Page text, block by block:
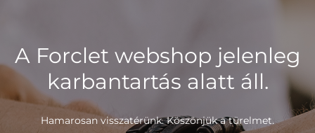
A Forclet webshop jelenleg
karbantartás alatt áll.
Hamarosan visszatérünk. Köszönjük a türelmet.